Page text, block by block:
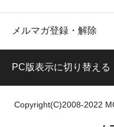
メルマガ登録・解除
PC版表示に切り替える
Copyright(C)2008-2022